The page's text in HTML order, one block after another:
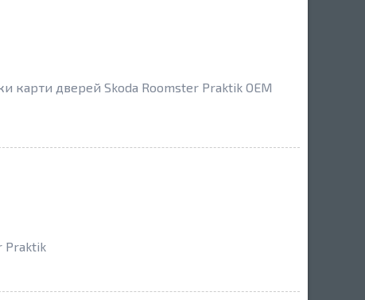
карти дверей Skoda Roomster Praktik OEM
Praktik